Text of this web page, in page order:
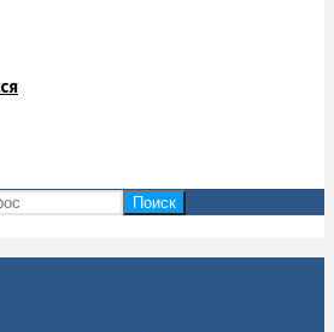
Поиск